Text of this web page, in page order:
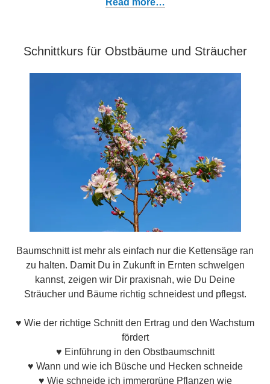
Read more…
Schnittkurs für Obstbäume und Sträucher
Baumschnitt ist mehr als einfach nur die Kettensäge ran
zu halten. Damit Du in Zukunft in Ernten schwelgen
kannst, zeigen wir Dir praxisnah, wie Du Deine
Sträucher und Bäume richtig schneidest und pflegst.
♥ Wie der richtige Schnitt den Ertrag und den Wachstum
fördert
♥ Einführung in den Obstbaumschnitt
♥ Wann und wie ich Büsche und Hecken schneide
♥ Wie schneide ich immergrüne Pflanzen wie